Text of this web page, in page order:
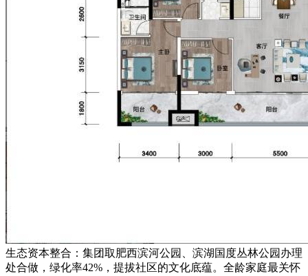
生态资本整合：集团取肥西滨河公园、滨湖国度丛林公园办理
处合做，绿化率42%，提拔社区的文化底蕴。全龄家庭最关怀